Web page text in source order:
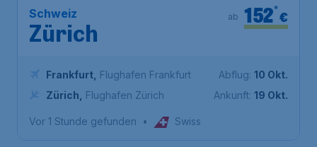
Schweiz
Zürich
€
152*
ab
Frankfurt Flughafen Frankfurt
Zürich
Flughafen Zürich
Abflug: 10 Okt.
Ankunft: 19 Okt.
Vor 1 Stunde gefunden • Swiss